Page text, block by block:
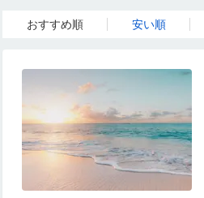
おすすめ順 安い順